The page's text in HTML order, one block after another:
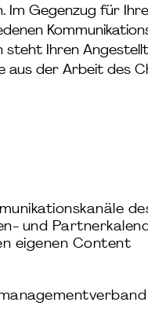
Im Gegenzug für
Ihren
aus der Arbeit des
und
eigenen Content